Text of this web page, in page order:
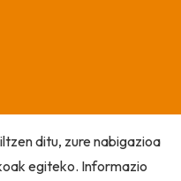
ditu, zure nabigazioa
egiteko. Informazio